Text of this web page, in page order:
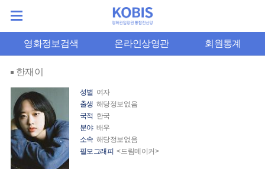
영화정보검색 온라인상영관 회원통계
한재이
성별 여자
출생 해당정보없음
국적 한국
분야 배우
소속 해당정보없음
필모그래피 <드림메이커>